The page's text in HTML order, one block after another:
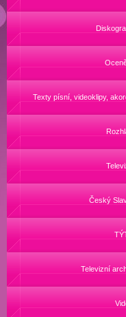
Texty písní, videoklipy,
Český
Televizní